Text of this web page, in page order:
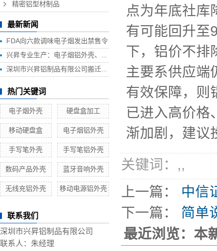
精密铝型材制品
最新新闻
FDA向六款调味电子烟发出禁售令
兴昇专业生产：电子烟铝外壳、电子烟外壳、HUB铝外壳、移动电源外壳、无线充铝外壳等铝制品外壳
深圳市兴昇铝制品有限公司搬迁联络函
热门关键词
电子烟外壳 硬盘盒加工
移动硬盘盒 电子烟铝外壳
手写笔外壳 手写笔铝外壳
数码产品外壳 蓝牙音响外壳
无线充铝外壳 移动电源铝外壳
联系我们
深圳市兴昇铝制品有限公司
联系人：朱经理
点为年底社库
有可能回升至
下，铝价不排
主要系供应端
有效保障，则
已进入高价格
渐加剧，建议
关键词： ,,
上一篇： 中信
下一篇： 简单
最近浏览：本